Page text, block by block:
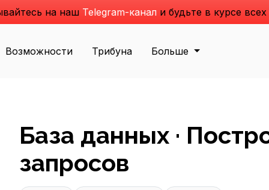
на наш Telegram-канал и будьте в курсе
Возможности Трибуна Больше
База данных ·
запросов